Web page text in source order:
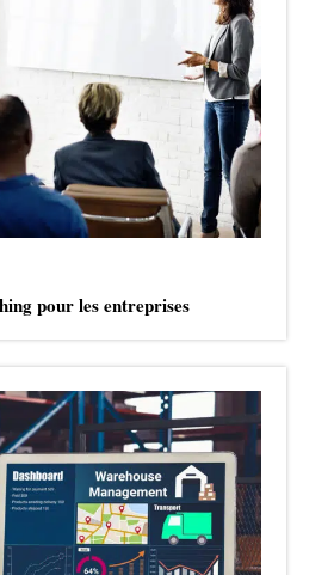
pour les entreprises